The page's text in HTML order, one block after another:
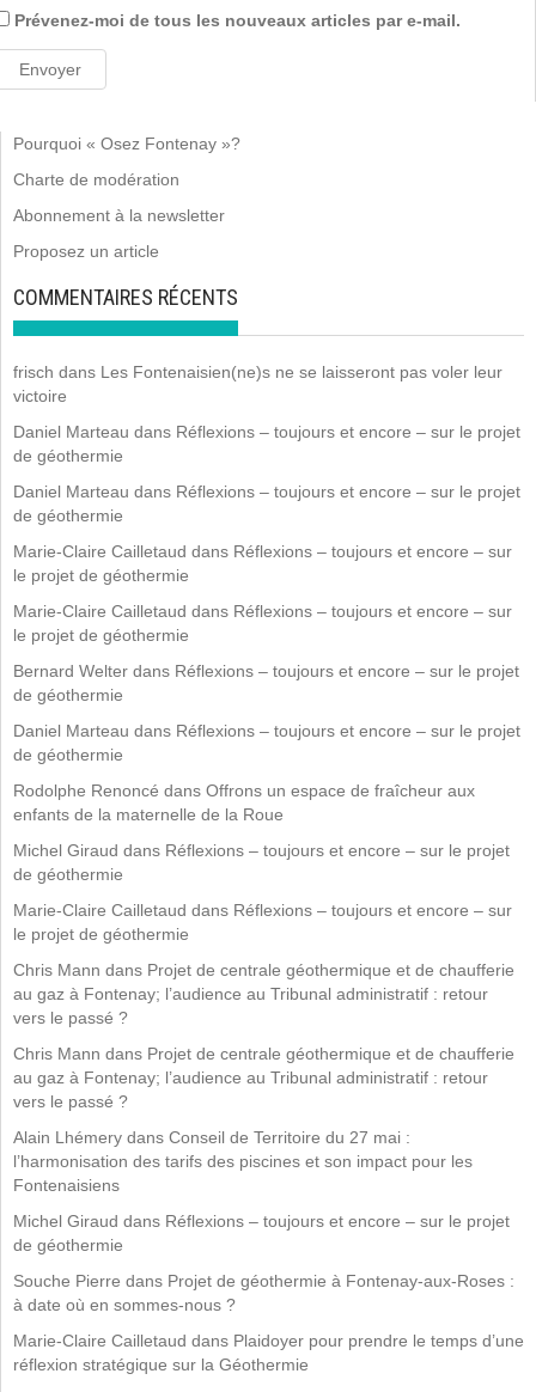
Prévenez-moi de tous les nouveaux articles par e-mail.
Pourquoi « Osez Fontenay »?
Charte de modération
Abonnement à la newsletter
Proposez un article
COMMENTAIRES RÉCENTS
frisch dans Les Fontenaisien(ne)s ne se laisseront pas voler leur
victoire
Daniel Marteau dans Réflexions – toujours et encore – sur le projet
de géothermie
Daniel Marteau dans Réflexions – toujours et encore – sur le projet
de géothermie
Marie-Claire Cailletaud dans Réflexions – toujours et encore – sur
le projet de géothermie
Marie-Claire Cailletaud dans Réflexions – toujours et encore – sur
le projet de géothermie
Bernard Welter dans Réflexions – toujours et encore – sur le projet
de géothermie
Daniel Marteau dans Réflexions – toujours et encore – sur le projet
de géothermie
Rodolphe Renoncé dans Offrons un espace de fraîcheur aux
enfants de la maternelle de la Roue
Michel Giraud dans Réflexions – toujours et encore – sur le projet
de géothermie
Marie-Claire Cailletaud dans Réflexions – toujours et encore – sur
le projet de géothermie
Chris Mann dans Projet de centrale géothermique et de chaufferie
au gaz à Fontenay; l’audience au Tribunal administratif : retour
vers le passé ?
Chris Mann dans Projet de centrale géothermique et de chaufferie
au gaz à Fontenay; l’audience au Tribunal administratif : retour
vers le passé ?
Alain Lhémery dans Conseil de Territoire du 27 mai :
l’harmonisation des tarifs des piscines et son impact pour les
Fontenaisiens
Michel Giraud dans Réflexions – toujours et encore – sur le projet
de géothermie
Souche Pierre dans Projet de géothermie à Fontenay-aux-Roses :
à date où en sommes-nous ?
Marie-Claire Cailletaud dans Plaidoyer pour prendre le temps d’une
réflexion stratégique sur la Géothermie